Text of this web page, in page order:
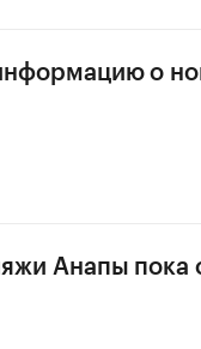
о
Анапы пока